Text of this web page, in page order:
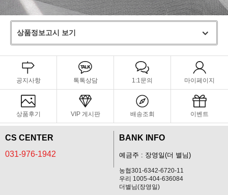
상품정보고시 보기
공지사항 톡톡상담 1:1문의 마이페이지
상품후기 VIP 게시판 배송조회 이벤트
CS CENTER
031-976-1942
BANK INFO
예금주 : 장영일(더 별님)
농협301-6342-6720-11
우리 1005-404-636084
더별님(장영일)